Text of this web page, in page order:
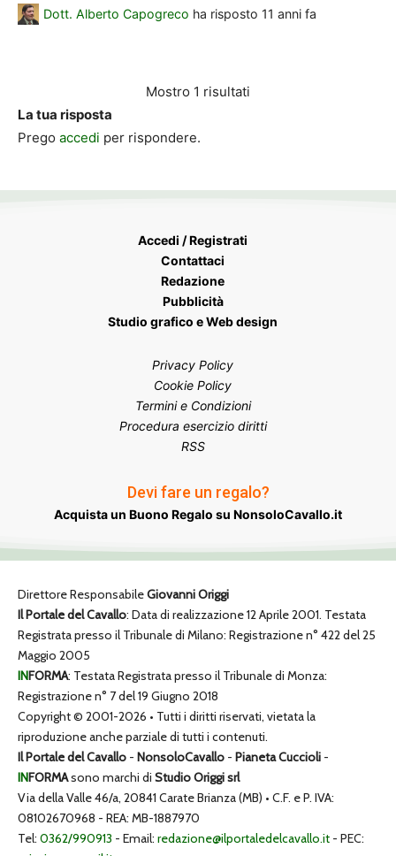
Dott. Alberto Capogreco ha risposto 11 anni fa
Mostro 1 risultati
La tua risposta
Prego accedi per rispondere.
Accedi / Registrati
Contattaci
Redazione
Pubblicità
Studio grafico e Web design
Privacy Policy
Cookie Policy
Termini e Condizioni
Procedura esercizio diritti
RSS
Devi fare un regalo?
Acquista un Buono Regalo su NonsoloCavallo.it
Direttore ResponsabileGiovanni Origgi
Il Portale del Cavallo: Data di realizzazione 12 Aprile 2001. Testata
Registrata presso il Tribunale di Milano: Registrazione n° 422 del 25
Maggio 2005
INFORMA: Testata Registrata presso il Tribunale di Monza:
Registrazione n° 7 del 19 Giugno 2018
Copyright © 2001-2026 • Tutti i diritti riservati, vietata la
riproduzione anche parziale di tutti i contenuti.
Il Portale del Cavallo - NonsoloCavallo - Pianeta Cuccioli -
INFORMAsono marchi di Studio Origgi srl
Via della Valle 46/a, 20841 Carate Brianza (MB) • C.F. e P. IVA:
08102670968 - REA: MB-1887970
Tel: 0362/990913 - Email: redazione@ilportaledelcavallo.it - PEC: